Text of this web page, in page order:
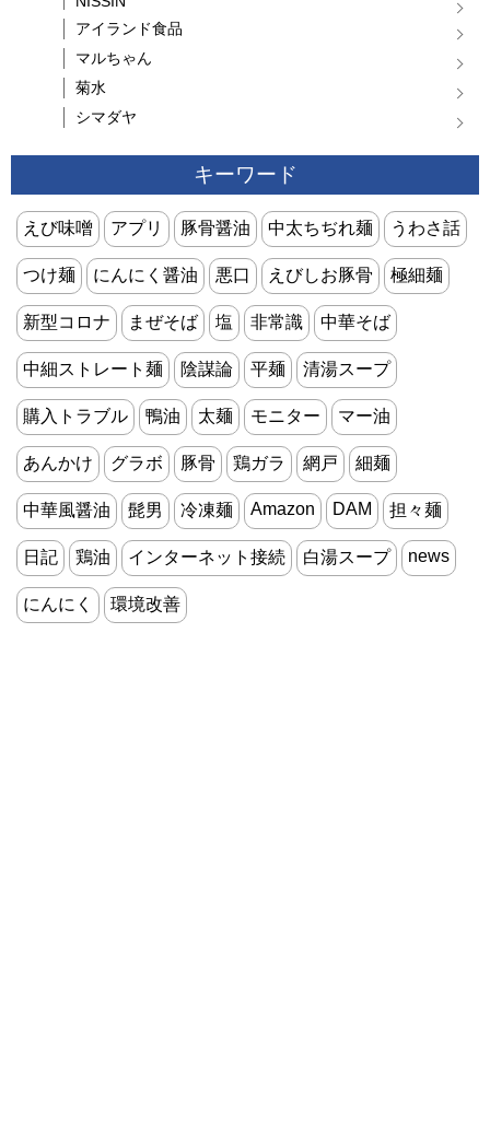
アイランド食品
マルちゃん
菊水
シマダヤ
キーワード
えび味噌 アプリ 豚骨醤油 中太ちぢれ麺 うわさ話
つけ麺 にんにく醤油 悪口 えびしお豚骨 極細麺
新型コロナ まぜそば 塩 非常識 中華そば
中細ストレート麺 陰謀論 平麺 清湯スープ
購入トラブル 鴨油 太麺 モニター マー油
あんかけ グラボ 豚骨 鶏ガラ 網戸 細麺
中華風醤油 髭男 冷凍麺 Amazon DAM 担々麺
日記 鶏油 インターネット接続 白湯スープ news
にんにく 環境改善